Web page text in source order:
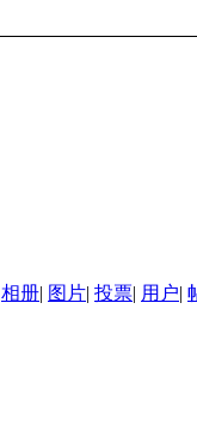
相册| 图片| 投票| 用户|